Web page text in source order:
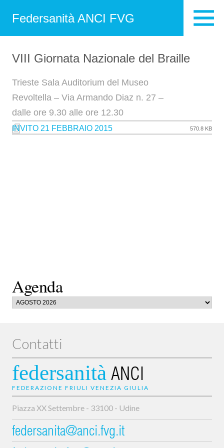
Federsanità ANCI FVG
Agenda
VIII Giornata Nazionale del Braille
Trieste Sala Auditorium del Museo
Revoltella – Via Armando Diaz n. 27 –
dalle ore 9.30 alle ore 12.30
INVITO 21 FEBBRAIO 2015 570.8 KB
Contatti
federsanità ANCI
FEDERAZIONE FRIULI VENEZIA GIULIA
Piazza XX Settembre - 33100 - Udine
federsanita@anci.fvg.it